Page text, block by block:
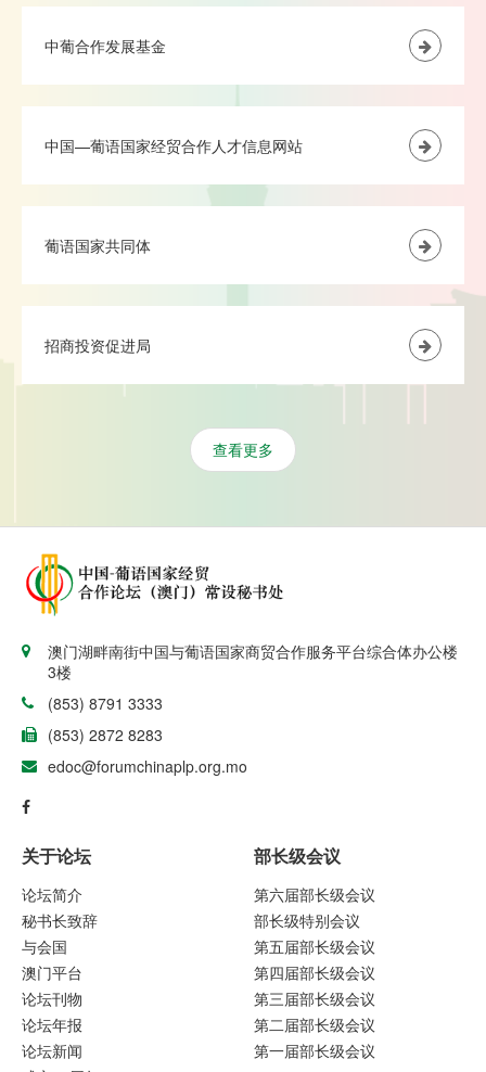
中葡合作发展基金
中国—葡语国家经贸合作人才信息网站
葡语国家共同体
招商投资促进局
查看更多
澳门湖畔南街中国与葡语国家商贸合作服务平台综合体办公楼
3楼
(853) 8791 3333
(853) 2872 8283
edoc@forumchinaplp.org.mo
关于论坛
论坛简介
秘书长致辞
与会国
澳门平台
论坛刊物
论坛年报
论坛新闻
部长级会议
第六届部长级会议
部长级特别会议
第五届部长级会议
第四届部长级会议
第三届部长级会议
第二届部长级会议
第一届部长级会议